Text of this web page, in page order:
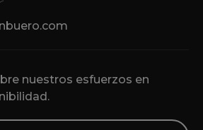
nuestros esfuerzos en